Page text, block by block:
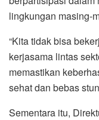
lingkungan masing-
“Kita tidak bisa
kerjasama lintas
memastikan
sehat dan bebas
Sementara itu,